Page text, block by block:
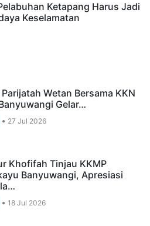
Ketapang Harus Jadi
Keselamatan
Wetan Bersama KKN
Gelar…
27 Jul 2026
Khofifah Tinjau KKMP
Banyuwangi, Apresiasi
18 Jul 2026